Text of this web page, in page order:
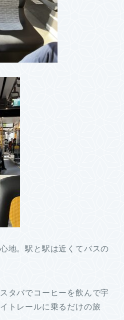
地。駅と駅は近くてバスの
タバでコーヒーを飲んで宇
トレールに乗るだけの旅